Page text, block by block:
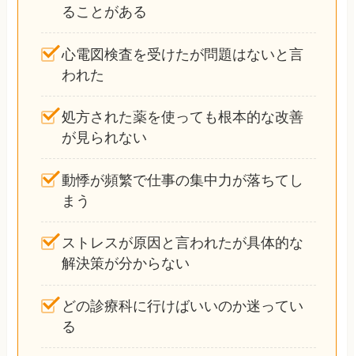
ることがある
心電図検査を受けたが問題はないと言
われた
処方された薬を使っても根本的な改善
が見られない
動悸が頻繁で仕事の集中力が落ちてし
まう
ストレスが原因と言われたが具体的な
解決策が分からない
どの診療科に行けばいいのか迷ってい
る